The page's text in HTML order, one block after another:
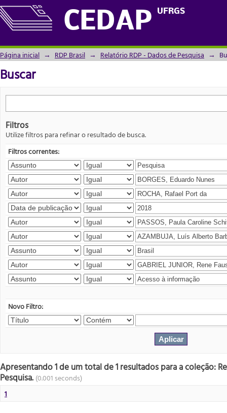
CEDAP UFRGS
Buscar
Página inicial → RDP Brasil → Relatório RDP - Dados de Pesquisa →
Buscar
Filtros
Utilize filtros para refinar o resultado de busca.
Filtros correntes:
Novo Filtro:
Apresentando 1 de um total de 1 resultados para a coleção:
Pesquisa. (0.001 seconds)
1